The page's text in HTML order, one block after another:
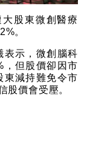
股東微創醫療
。
表示，微創腦科
，但股價卻因市
東減持難免令市
股價會受壓。